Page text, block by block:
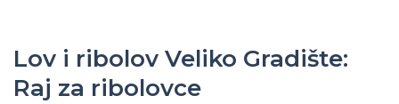
Lov i ribolov Veliko Gradište:
Raj za ribolovce